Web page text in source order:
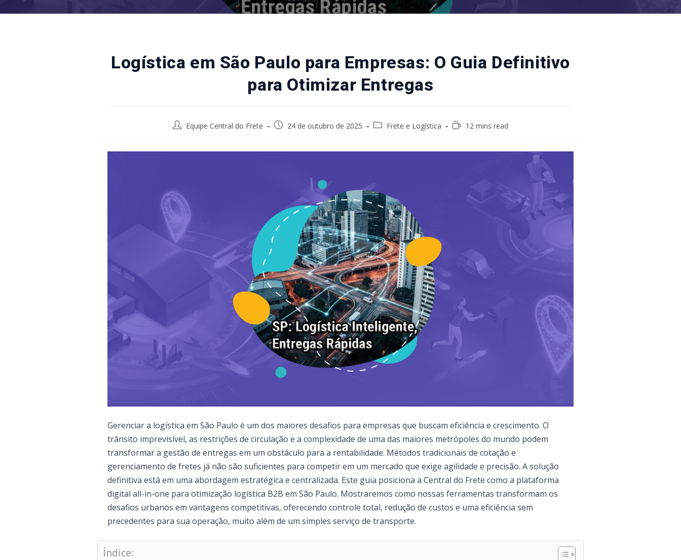
Logística em São Paulo para Empresas: O Guia Definitivo
para Otimizar Entregas
PostEquipe Central do Frete
Post24 de outubro de 2025
PostFrete e Logística
Reading12 mins read
Gerenciar a logística em São Paulo é um dos maiores desafios para empresas que buscam eficiência e crescimento. O
trânsito imprevisível, as restrições de circulação e a complexidade de uma das maiores metrópoles do mundo podem
transformar a gestão de entregas em um obstáculo para a rentabilidade. Métodos tradicionais de cotação e
gerenciamento de fretes já não são suficientes para competir em um mercado que exige agilidade e precisão. A solução
definitiva está em uma abordagem estratégica e centralizada. Este guia posiciona a Central do Frete como a plataforma
digital all-in-one para otimização logística B2B em São Paulo. Mostraremos como nossas ferramentas transformam os
desafios urbanos em vantagens competitivas, oferecendo controle total, redução de custos e uma eficiência sem
precedentes para sua operação, muito além de um simples serviço de transporte.
Índice: